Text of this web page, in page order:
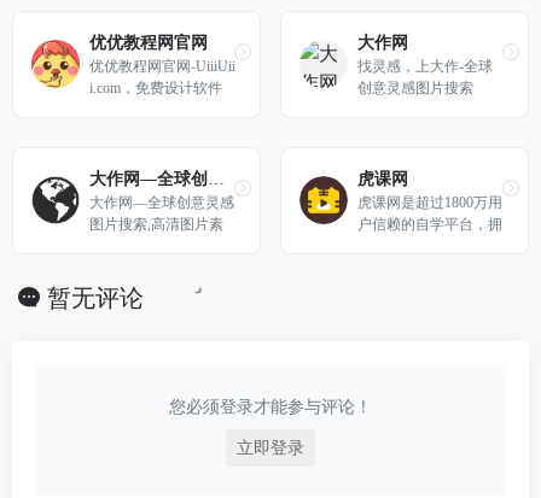
优优教程网官网
优优教程网官网-UiiiUii
i.com，免费设计软件
ch、动效等免费教程。
提供软件下载安装教
程。优设网旗下站点。
大作网
找灵感，上大作-全球
创意灵感图片搜索
大作网—全球创意灵感
图片搜索,高清图片素
虎课网
虎课网是超过1800万用
户信赖的自学平台，拥
暂无评论
您必须登录才能参与评论！
立即登录